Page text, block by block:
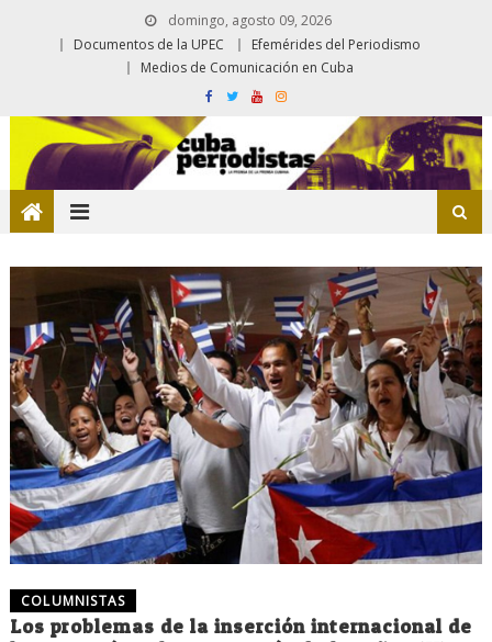
domingo, agosto 09, 2026
Documentos de la UPEC
Efemérides del Periodismo
Medios de Comunicación en Cuba
COLUMNISTAS
Los problemas de la inserción internacional de